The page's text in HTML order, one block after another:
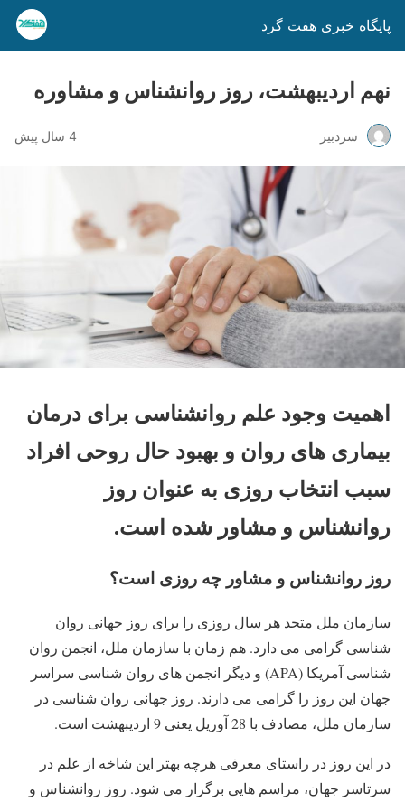
پایگاه خبری هفت گرد
نهم اردیبهشت، روز روانشناس و مشاوره
سردبیر 4 سال پیش
اهمیت وجود علم روانشناسی برای درمان
بیماری های روان و بهبود حال روحی افراد
سبب انتخاب روزی به عنوان روز
روانشناس و مشاور شده است.
روز روانشناس و مشاور چه روزی است؟
سازمان ملل متحد هر سال روزی را برای روز جهانی روان
شناسی گرامی می دارد. هم زمان با سازمان ملل، انجمن روان
شناسی آمریکا (APA) و دیگر انجمن های روان شناسی سراسر
جهان این روز را گرامی می دارند. روز جهانی روان شناسی در
سازمان ملل، مصادف با 28 آوریل یعنی 9 اردیبهشت است.
در این روز در راستای معرفی هرچه بهتر این شاخه از علم در
سرتاسر جهان، مراسم هایی برگزار می شود. روز روانشناس و